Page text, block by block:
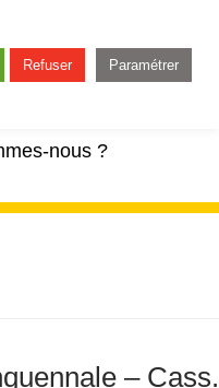
nous ?
– Cass.
Refuser Paramétrer